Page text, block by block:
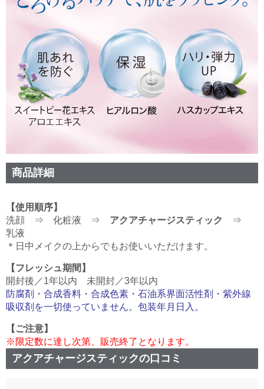
商品詳細
【使用順序】
洗顔 ⇒ 化粧液 ⇒ アクアチャージスティック
⇒
乳液
＊日中メイクの上からでもお使いいただけます。
【フレッシュ期間】
開封後／1年以内 未開封／3年以内
防腐剤・合成香料・合成色素・石油系界面活性剤・紫外線
吸収剤を一切使っていません。包装年月日入。
【ご注意】
※限定数に達し次第、販売終了となります。
アクアチャージスティックの口コミ